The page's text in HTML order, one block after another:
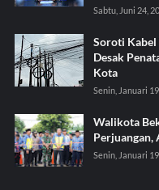
Sabtu, Juni 24,
Soroti Kabel
Desak
Kota
Senin, Januari
Walikota
Perjuangan,
Senin, Januari